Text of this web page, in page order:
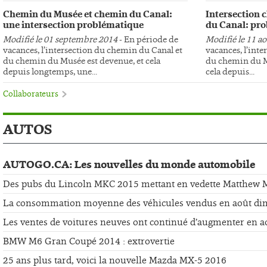
Chemin du Musée et chemin du Canal:
une intersection problématique
Modifié le 01 septembre 2014- En période de
vacances, l’intersection du chemin du Canal et
du chemin du Musée est devenue, et cela
depuis longtemps, une...
Intersection
du Canal:
Modifié le 11
vacances,
du chemin du
cela depuis...
Collaborateurs
AUTOS
AUTOGO.CA: Les nouvelles du monde automobile
Des pubs du Lincoln MKC 2015 mettant en vedette Matthew
La consommation moyenne des véhicules vendus en août
Les ventes de voitures neuves ont continué d’augmenter en
BMW M6 Gran Coupé 2014 : extrovertie
25 ans plus tard, voici la nouvelle Mazda MX-5 2016